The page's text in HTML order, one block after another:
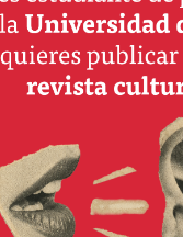
de una IA
profesor de